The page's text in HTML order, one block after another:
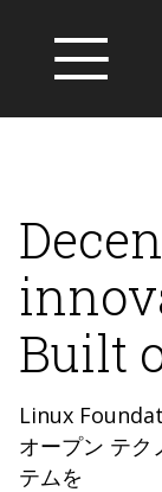
Built
Linux
オープン テク
テムを